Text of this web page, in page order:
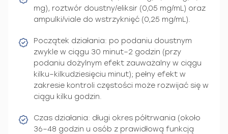
mg), roztwór doustny/eliksir (0,05 mg/mL) oraz
ampulki/viale do wstrzyknięć (0,25 mg/mL).
Początek działania: po podaniu doustnym
zwykle w ciągu 30 minut–2 godzin (przy
podaniu dożylnym efekt zauważalny w ciągu
kilku–kilkudziesięciu minut); pełny efekt w
zakresie kontroli częstości może rozwijać się w
ciągu kilku godzin.
Czas działania: długi okres półtrwania (około
36–48 godzin u osób z prawidłową funkcją